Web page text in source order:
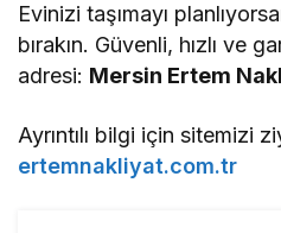
Evinizi taşımayı
bırakın. Güvenli, hızlı ve
adresi: Mersin Ertem
Ayrıntılı bilgi için sitemizi
ertemnakliyat.com.tr